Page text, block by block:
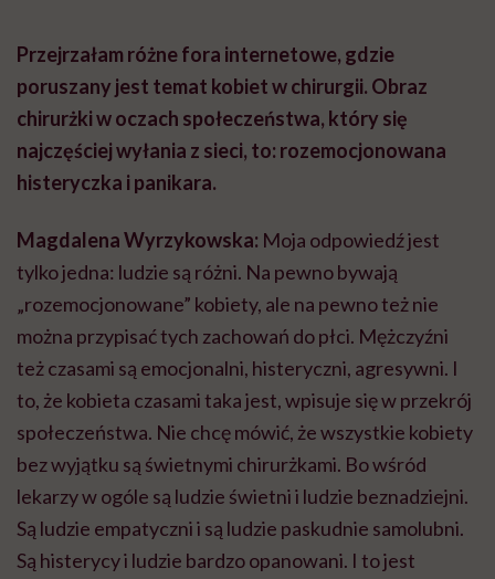
Przejrzałam różne fora internetowe, gdzie
poruszany jest temat kobiet w chirurgii. Obraz
chirurżki w oczach społeczeństwa, który się
najczęściej wyłania z sieci, to: rozemocjonowana
histeryczka i panikara.
Magdalena Wyrzykowska: Moja odpowiedź jest
tylko jedna: ludzie są różni. Na pewno bywają
„rozemocjonowane” kobiety, ale na pewno też nie
można przypisać tych zachowań do płci. Mężczyźni
też czasami są emocjonalni, histeryczni, agresywni. I
to, że kobieta czasami taka jest, wpisuje się w przekrój
społeczeństwa. Nie chcę mówić, że wszystkie kobiety
bez wyjątku są świetnymi chirurżkami. Bo wśród
lekarzy w ogóle są ludzie świetni i ludzie beznadziejni.
Są ludzie empatyczni i są ludzie paskudnie samolubni.
Są histerycy i ludzie bardzo opanowani. I to jest